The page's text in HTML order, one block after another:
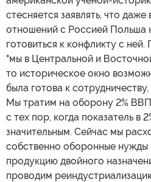
стесняется заявлять, что
отношений с Россией Польша
готовиться к конфликту с
"мы в Центральной и
то историческое окно
была готова к
Мы тратим на оборону 2%
с тех пор, когда показатель в
значительным. Сейчас мы
собственно оборонные нужды
продукцию двойного
проводим